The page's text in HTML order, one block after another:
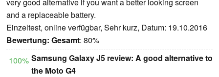
very good alternative if you want a better looking screen
and a replaceable battery.
Einzeltest, online verfügbar, Sehr kurz, Datum: 19.10.2016
Bewertung: Gesamt: 80%
100% Samsung Galaxy J5 review: A good alternative to
the Moto G4